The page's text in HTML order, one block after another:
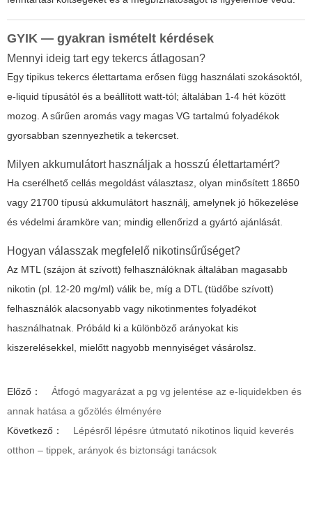
GYIK — gyakran ismételt kérdések
Mennyi ideig tart egy tekercs átlagosan?
Egy tipikus tekercs élettartama erősen függ használati szokásoktól,
e-liquid típusától és a beállított watt-tól; általában 1-4 hét között
mozog. A sűrűen aromás vagy magas VG tartalmú folyadékok
gyorsabban szennyezhetik a tekercset.
Milyen akkumulátort használjak a hosszú élettartamért?
Ha cserélhető cellás megoldást választasz, olyan minősített 18650
vagy 21700 típusú akkumulátort használj, amelynek jó hőkezelése
és védelmi áramköre van; mindig ellenőrizd a gyártó ajánlását.
Hogyan válasszak megfelelő nikotinsűrűséget?
Az MTL (szájon át szívott) felhasználóknak általában magasabb
nikotin (pl. 12-20 mg/ml) válik be, míg a DTL (tüdőbe szívott)
felhasználók alacsonyabb vagy nikotinmentes folyadékot
használhatnak. Próbáld ki a különböző arányokat kis
kiszerelésekkel, mielőtt nagyobb mennyiséget vásárolsz.
Előző：
Átfogó magyarázat a pg vg jelentése az e-liquidekben és
annak hatása a gőzölés élményére
Következő：
Lépésről lépésre útmutató nikotinos liquid keverés
otthon – tippek, arányok és biztonsági tanácsok